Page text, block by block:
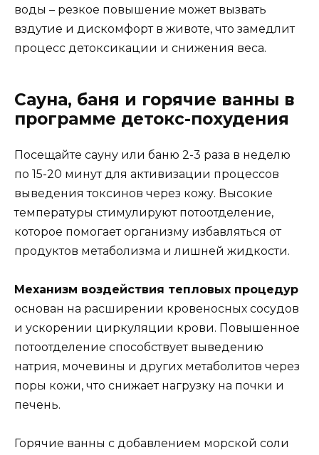
воды – резкое повышение может вызвать
вздутие и дискомфорт в животе, что замедлит
процесс детоксикации и снижения веса.
Сауна, баня и горячие ванны в
программе детокс-похудения
Посещайте сауну или баню 2-3 раза в неделю
по 15-20 минут для активизации процессов
выведения токсинов через кожу. Высокие
температуры стимулируют потоотделение,
которое помогает организму избавляться от
продуктов метаболизма и лишней жидкости.
Механизм воздействия тепловых процедур
основан на расширении кровеносных сосудов
и ускорении циркуляции крови. Повышенное
потоотделение способствует выведению
натрия, мочевины и других метаболитов через
поры кожи, что снижает нагрузку на почки и
печень.
Горячие ванны с добавлением морской соли